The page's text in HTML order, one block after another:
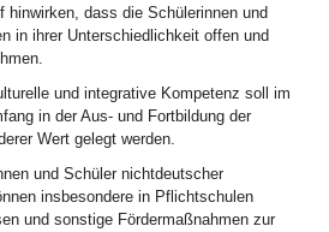
hinwirken, dass die Schülerinnen und
in ihrer Unterschiedlichkeit offen und
und integrative Kompetenz soll im
in der Aus- und Fortbildung der
Wert gelegt werden.
und Schüler nichtdeutscher
insbesondere in Pflichtschulen
und sonstige Fördermaßnahmen zur